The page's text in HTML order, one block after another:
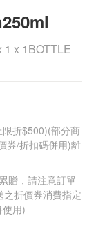
x 1BOTTLE
折$500)(部分商
券/折扣碼併用)離
贈，請注意訂單
折價券消費指定
用)